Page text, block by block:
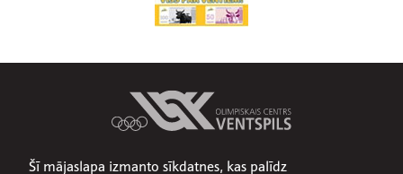
Šī mājaslapa izmanto sīkdatnes, kas palīdz
Par mums